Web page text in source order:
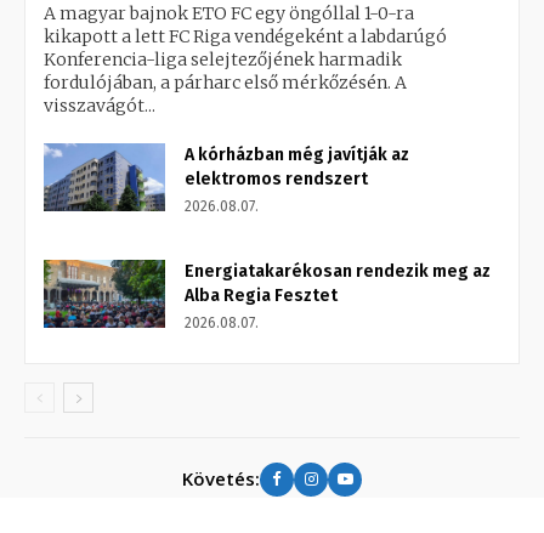
A magyar bajnok ETO FC egy öngóllal 1-0-ra
kikapott a lett FC Riga vendégeként a labdarúgó
Konferencia-liga selejtezőjének harmadik
fordulójában, a párharc első mérkőzésén. A
visszavágót...
A kórházban még javítják az
elektromos rendszert
2026.08.07.
Energiatakarékosan rendezik meg az
Alba Regia Fesztet
2026.08.07.
Követés: